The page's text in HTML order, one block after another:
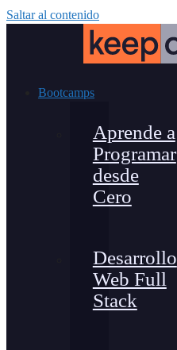
Saltar al contenido
Bootcamps
Aprende a
Programar
desde
Cero
Desarrollo
Web Full
Stack